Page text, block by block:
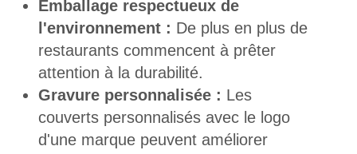
Emballage respectueux de
l'environnement : De plus en plus de
restaurants commencent à prêter
attention à la durabilité.
Gravure personnalisée : Les
couverts personnalisés avec le logo
d'une marque peuvent améliorer